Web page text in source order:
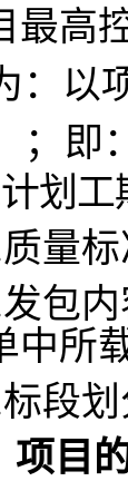
最高
：以
； 即：
划工
量标
包
中所
段
项目